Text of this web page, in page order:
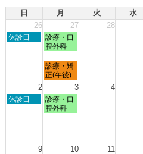
日 月 火 水
26
27 28
日
26th
休診日
月
曜
7
月
27th
診療・口
腔外科
月
曜
日,
月
27th
診療・矯
正(午後)
2 3 4
日
2nd
休診日
月
曜
3rd
診療・口
腔外科
9 10 11